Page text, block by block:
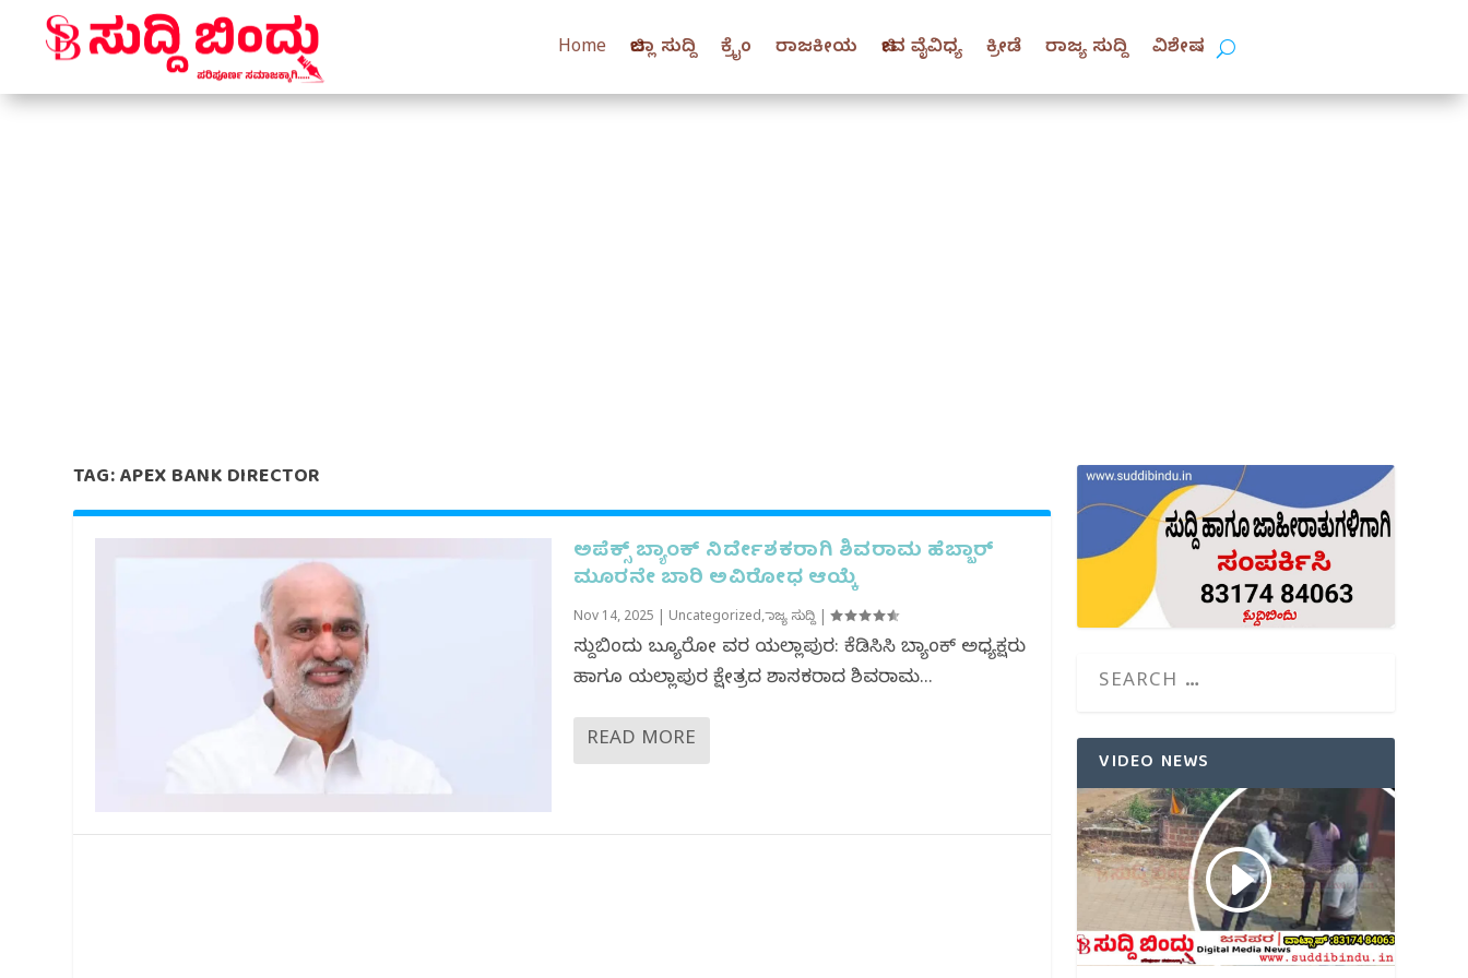
Home ಜಿಲ್ಲಾ ಸುದ್ದಿ ಕ್ರೈಂ ರಾಜಕೀಯ ಜೀವ ವೈವಿಧ್ಯ ಕ್ರೀಡೆ ರಾಜ್ಯ ಸುದ್ದಿ ವಿಶೇಷ
TAG:APEX BANK DIRECTOR
ಅಪೆಕ್ಸ್ ಬ್ಯಾಂಕ್ ನಿರ್ದೇಶಕರಾಗಿ ಶಿವರಾಮ ಹೆಬ್ಬಾರ್
ಮೂರನೇ ಬಾರಿ ಅವಿರೋಧ ಆಯ್ಕೆ
Nov 14, 2025 Uncategorized,ರಾಜ್ಯ ಸುದ್ದಿ|
ಸುದ್ದಿಬಿಂದು ಬ್ಯೂರೋ ವರದಿ ಯಲ್ಲಾಪುರ: ಕೆಡಿಸಿಸಿ ಬ್ಯಾಂಕ್ ಅಧ್ಯಕ್ಷರು
ಹಾಗೂ ಯಲ್ಲಾಪುರ ಕ್ಷೇತ್ರದ ಶಾಸಕರಾದ ಶಿವರಾಮ...
READ MORE
VIDEO NEWS